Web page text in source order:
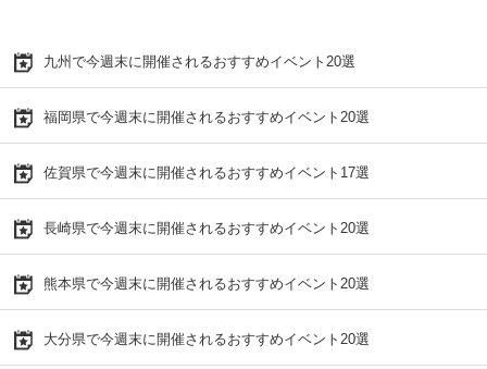
九州で今週末に開催されるおすすめイベント20選
福岡県で今週末に開催されるおすすめイベント20選
佐賀県で今週末に開催されるおすすめイベント17選
長崎県で今週末に開催されるおすすめイベント20選
熊本県で今週末に開催されるおすすめイベント20選
大分県で今週末に開催されるおすすめイベント20選